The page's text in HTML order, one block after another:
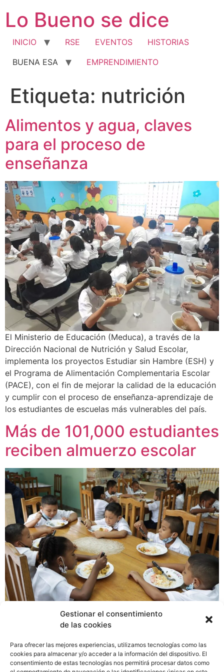
Gestionar el consentimiento
de las cookies
Para ofrecer las mejores experiencias, utilizamos tecnologías como las
cookies para almacenar y/o acceder a la información del dispositivo. El
consentimiento de estas tecnologías nos permitirá procesar datos como
contenido
Lo Bueno se dice
INICIO RSE EVENTOS
HISTORIAS
BUENA ESA
EMPRENDIMIENTO
Etiqueta: nutrición
Alimentos y agua, claves
para el proceso de
enseñanza
El Ministerio de Educación (Meduca), a través de la
Dirección Nacional de Nutrición y Salud Escolar,
implementa los proyectos Estudiar sin Hambre (ESH) y
el Programa de Alimentación Complementaria Escolar
(PACE), con el fin de mejorar la calidad de la educación
y cumplir con el proceso de enseñanza-aprendizaje de
los estudiantes de escuelas más vulnerables del país.
Más de 101,000 estudiantes
reciben almuerzo escolar
El programa ‘Estudiar sin Hambre’ (ESH), durante este
año escolar 2023, proporcionará en centros escolares
de las 16 regiones educativas, alimentos saludables con
proteínas, carbohidratos, vegetales, frutas y agua. Lo
cual contribuirá a mejorar su estado nutricional y